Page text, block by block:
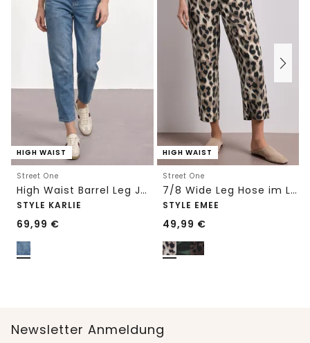
HIGH WAIST
Street One
High Waist Barrel Leg Jeans im Loose Fit
STYLE KARLIE
69,99 €
HIGH WAIST
Street One
7/8 Wide Leg Hose im Loose Fit mit Print
STYLE EMEE
49,99 €
Newsletter Anmeldung